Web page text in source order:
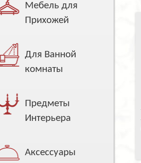
Мебель для
Прихожей
Для Ванной
комнаты
Предметы
Интерьера
Аксессуары